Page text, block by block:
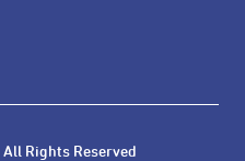
Rights Reserved